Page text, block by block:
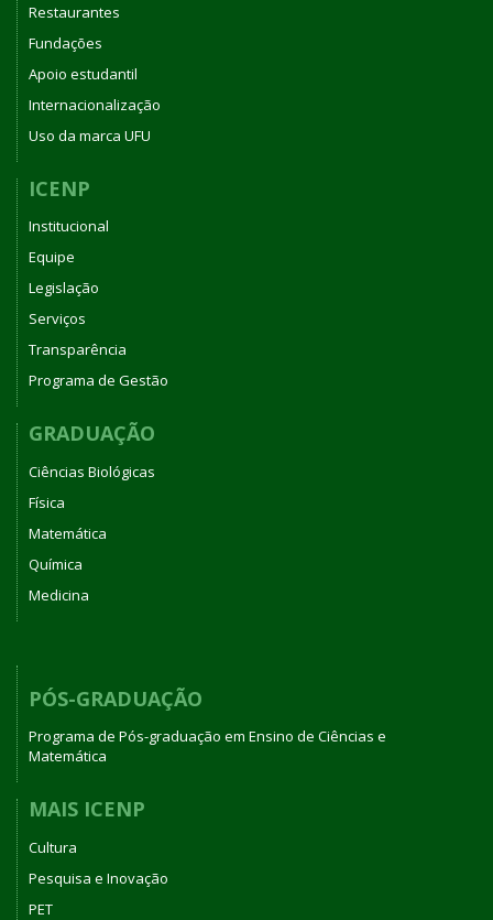
Restaurantes
Fundações
Apoio estudantil
Internacionalização
Uso da marca UFU
ICENP
Institucional
Equipe
Legislação
Serviços
Transparência
Programa de Gestão
GRADUAÇÃO
Ciências Biológicas
Física
Matemática
Química
Medicina
PÓS-GRADUAÇÃO
Programa de Pós-graduação em Ensino de Ciências e
Matemática
MAIS ICENP
Cultura
Pesquisa e Inovação
PET